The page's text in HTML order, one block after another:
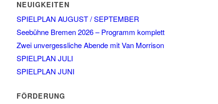
NEUIGKEITEN
SPIELPLAN AUGUST / SEPTEMBER
Seebühne Bremen 2026 – Programm komplett
Zwei unvergessliche Abende mit Van Morrison
SPIELPLAN JULI
SPIELPLAN JUNI
FÖRDERUNG